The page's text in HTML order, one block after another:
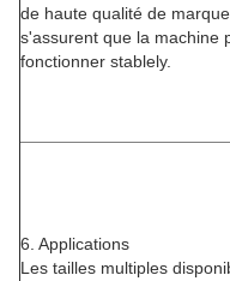
de haute qualité de marque,
s'assurent que la machine
fonctionner stablely.
6. Applications
Les tailles multiples